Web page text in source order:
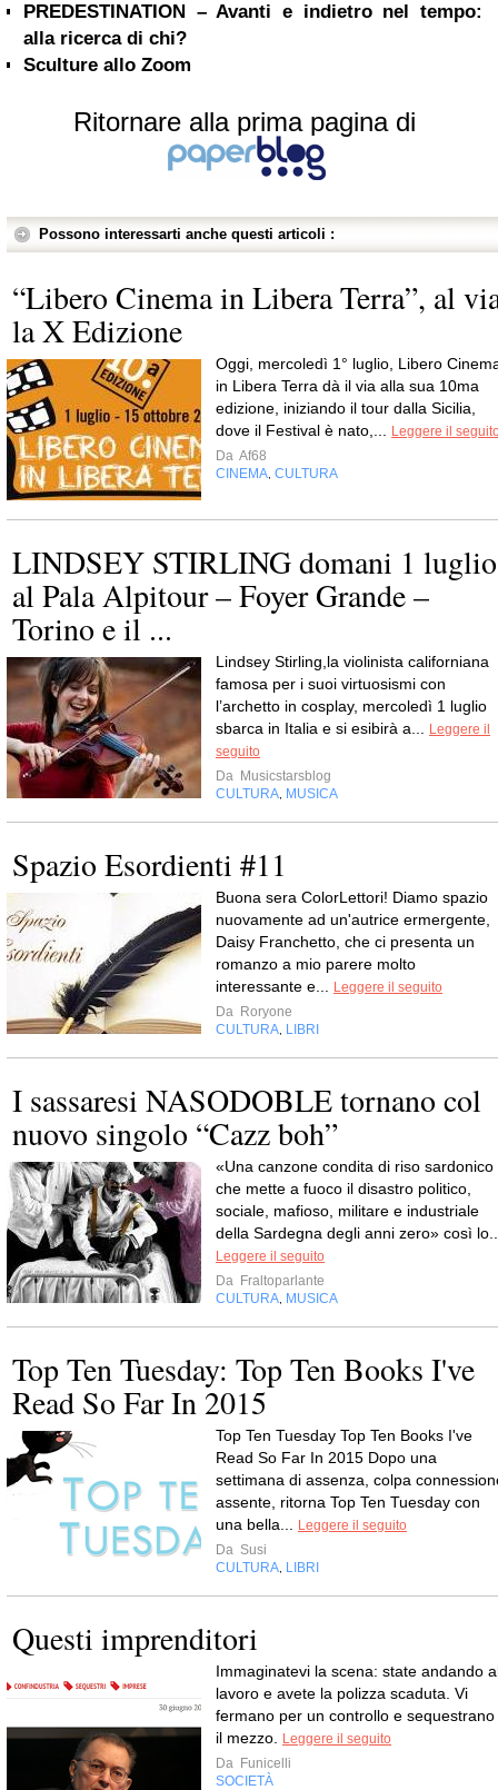
PREDESTINATION – Avanti e indietro nel tempo:
alla ricerca di chi?
Sculture allo Zoom
Ritornare alla prima pagina di
Possono interessarti anche questi articoli :
“Libero Cinema in Libera Terra”, al
la X Edizione
Oggi, mercoledì 1° luglio, Libero
in Libera Terra dà il via alla sua 10ma
edizione, iniziando il tour dalla Sicilia,
dove il Festival è nato,...
Leggere il
Da Af68
CINEMA CULTURA
LINDSEY STIRLING domani 1 luglio
al Pala Alpitour – Foyer Grande –
Torino e il ...
Lindsey Stirling,la violinista californiana
famosa per i suoi virtuosismi con
l’archetto in cosplay, mercoledì 1 luglio
sbarca in Italia e si esibirà a...
Leggere il
seguito
Da Musicstarsblog
CULTURA MUSICA
Spazio Esordienti #11
Buona sera ColorLettori! Diamo spazio
nuovamente ad un'autrice ermergente,
Daisy Franchetto, che ci presenta un
romanzo a mio parere molto
interessante e...
Leggere il seguito
Da Roryone
CULTURA LIBRI
I sassaresi NASODOBLE tornano col
nuovo singolo “Cazz boh”
«Una canzone condita di riso sardonico
che mette a fuoco il disastro politico,
sociale, mafioso, militare e industriale
della Sardegna degli anni zero» così
Leggere il seguito
Da Fraltoparlante
CULTURA MUSICA
Top Ten Tuesday: Top Ten Books I've
Read So Far In 2015
Top Ten Tuesday Top Ten Books I've
Read So Far In 2015 Dopo una
settimana di assenza, colpa
assente, ritorna Top Ten Tuesday con
una bella...
Leggere il seguito
Da Susi
CULTURA LIBRI
Questi imprenditori
Immaginatevi la scena: state andando
lavoro e avete la polizza scaduta. Vi
fermano per un controllo e sequestrano
il mezzo.
Leggere il seguito
Da Funicelli
SOCIETÀ